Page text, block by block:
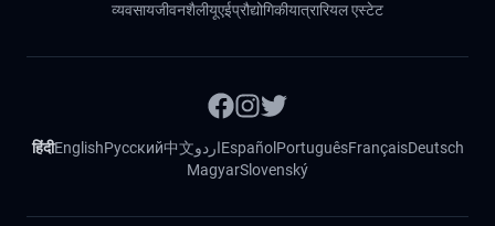
व्यवसायजीवनशैलीयूएईप्रौद्योगिकीयात्रारियल एस्टेट
हिंदीEnglishРусский中文اردوEspañol PortuguêsFrançaisDeutsch
MagyarSlovenský